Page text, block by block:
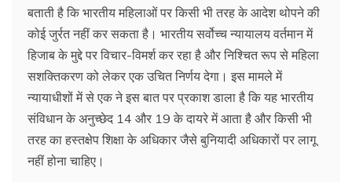
बताती है कि भारतीय महिलाओं पर किसी भी तरह के आदेश थोपने की
कोई जुर्रत नहीं कर सकता है। भारतीय सर्वोच्च न्यायालय वर्तमान में
हिजाब के मुद्दे पर विचार-विमर्श कर रहा है और निश्चित रूप से महिला
सशक्तिकरण को लेकर एक उचित निर्णय देगा। इस मामले में
न्यायाधीशों में से एक ने इस बात पर प्रकाश डाला है कि यह भारतीय
संविधान के अनुच्छेद 14 और 19 के दायरे में आता है और किसी भी
तरह का हस्तक्षेप शिक्षा के अधिकार जैसे बुनियादी अधिकारों पर लागू
नहीं होना चाहिए।